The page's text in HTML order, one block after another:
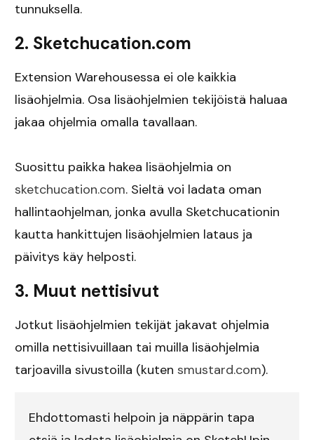
tunnuksella.
2. Sketchucation.com
Extension Warehousessa ei ole kaikkia
lisäohjelmia. Osa lisäohjelmien tekijöistä haluaa
jakaa ohjelmia omalla tavallaan.
Suosittu paikka hakea lisäohjelmia on
sketchucation.com. Sieltä voi ladata oman
hallintaohjelman, jonka avulla Sketchucationin
kautta hankittujen lisäohjelmien lataus ja
päivitys käy helposti.
3. Muut nettisivut
Jotkut lisäohjelmien tekijät jakavat ohjelmia
omilla nettisivuillaan tai muilla lisäohjelmia
tarjoavilla sivustoilla (kuten smustard.com).
Ehdottomasti helpoin ja näppärin tapa